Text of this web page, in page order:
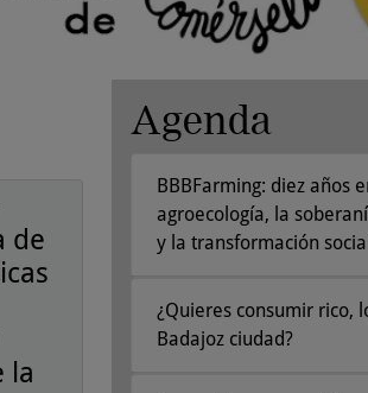
de
la
Agenda
BBBFarming: diez años
agroecología, la
y la transformación
¿Quieres consumir rico,
Badajoz ciudad?